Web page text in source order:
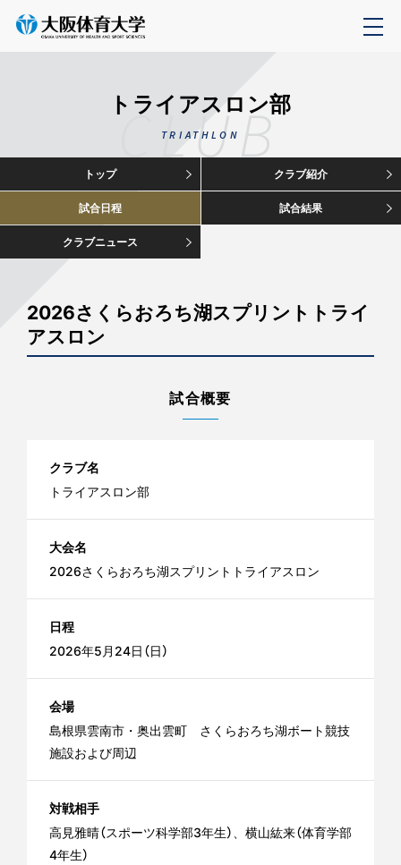
トライアスロン部
TRIATHLON
CLUB
トップ クラブ紹介
試合日程 試合結果
クラブニュース
2026さくらおろち湖スプリントトライ
アスロン
試合概要
クラブ名
トライアスロン部
大会名
2026さくらおろち湖スプリントトライアスロン
日程
2026年5月24日（日）
会場
島根県雲南市・奥出雲町 さくらおろち湖ボート競技
施設および周辺
対戦相手
高見雅晴（スポーツ科学部3年生）、横山紘来（体育学部
4年生）